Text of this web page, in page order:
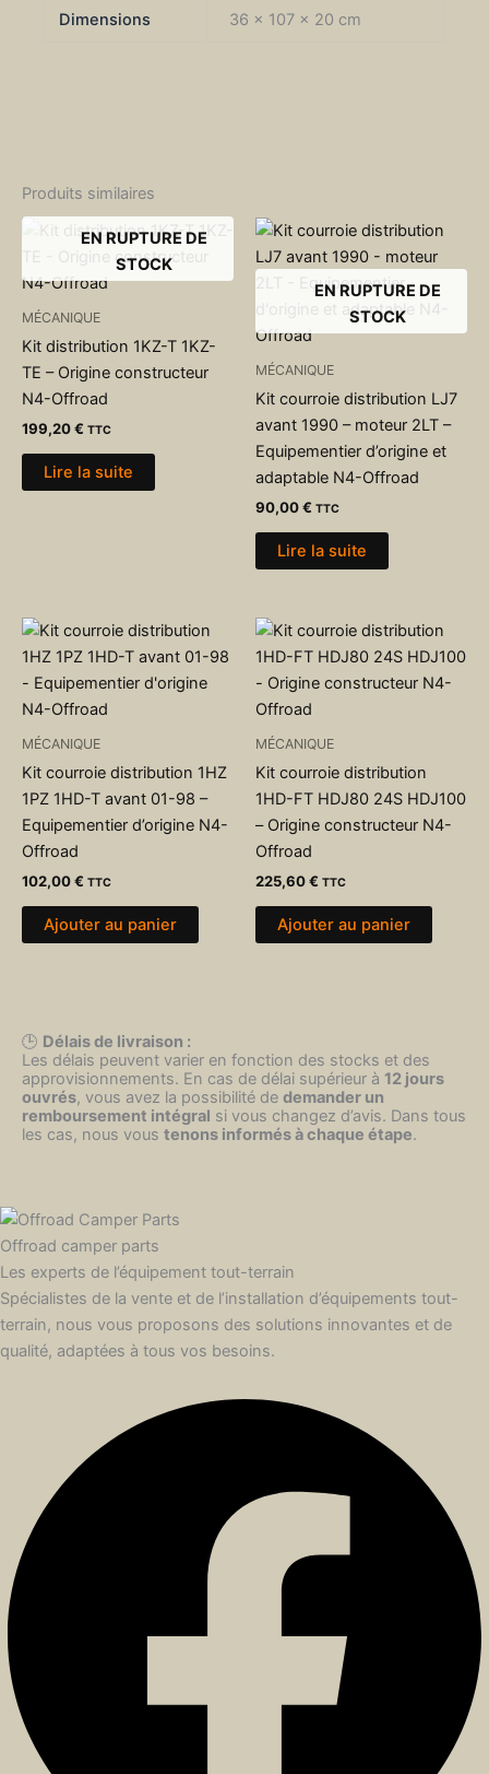
Dimensions 36 × 107 × 20 cm
Produits similaires
EN RUPTURE DE
STOCK
MÉCANIQUE
Kit distribution 1KZ-T 1KZ-
TE – Origine constructeur
N4-Offroad
199,20€ TTC
Lire la suite
EN RUPTURE DE
STOCK
MÉCANIQUE
Kit courroie distribution LJ7
avant 1990 – moteur 2LT –
Equipementier d’origine et
adaptable N4-Offroad
90,00€ TTC
Lire la suite
MÉCANIQUE
Kit courroie distribution 1HZ
1PZ 1HD-T avant 01-98 –
Equipementier d’origine N4-
Offroad
102,00€ TTC
Ajouter au panier
MÉCANIQUE
Kit courroie distribution
1HD-FT HDJ80 24S HDJ100
– Origine constructeur N4-
Offroad
225,60€ TTC
Ajouter au panier
🕒 Délais de livraison :
Les délais peuvent varier en fonction des stocks et des
approvisionnements. En cas de délai supérieur à 12 jours
ouvrés, vous avez la possibilité de demander un
remboursement intégral si vous changez d’avis. Dans tous
les cas, nous vous tenons informés à chaque étape.
Offroad camper parts
Les experts de l’équipement tout-terrain
Spécialistes de la vente et de l’installation d’équipements tout-
terrain, nous vous proposons des solutions innovantes et de
qualité, adaptées à tous vos besoins.